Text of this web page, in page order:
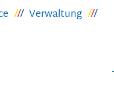
Verwaltung